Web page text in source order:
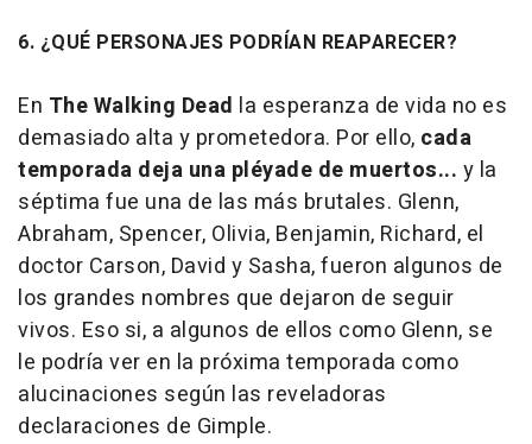
6. ¿QUÉ PERSONAJES PODRÍAN REAPARECER?
En The Walking Dead la esperanza de vida no es
demasiado alta y prometedora. Por ello, cada
temporada deja una pléyade de muertos... y la
séptima fue una de las más brutales. Glenn,
Abraham, Spencer, Olivia, Benjamin, Richard, el
doctor Carson, David y Sasha, fueron algunos de
los grandes nombres que dejaron de seguir
vivos. Eso si, a algunos de ellos como Glenn, se
le podría ver en la próxima temporada como
alucinaciones según las reveladoras
declaraciones de Gimple.